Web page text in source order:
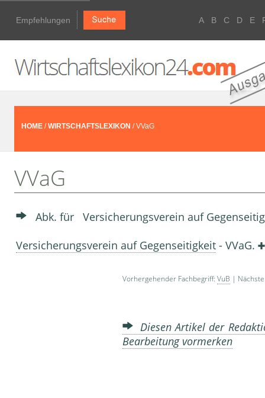
Empfehlungen A B C D E
HOME /WIRTSCHAFTSLEXIKON / VVaG
VVaG
Abk. für Versicherungsverein auf
Versicherungsverein auf Gegenseitigkeit - VVaG.
Vorhergehender Fachbegriff: VuB |
Diesen Artikel der
Bearbeitung vormerken